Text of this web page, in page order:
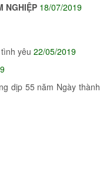
NGHIỆP 18/07/2019
yêu 22/05/2019
dịp 55 năm Ngày thành